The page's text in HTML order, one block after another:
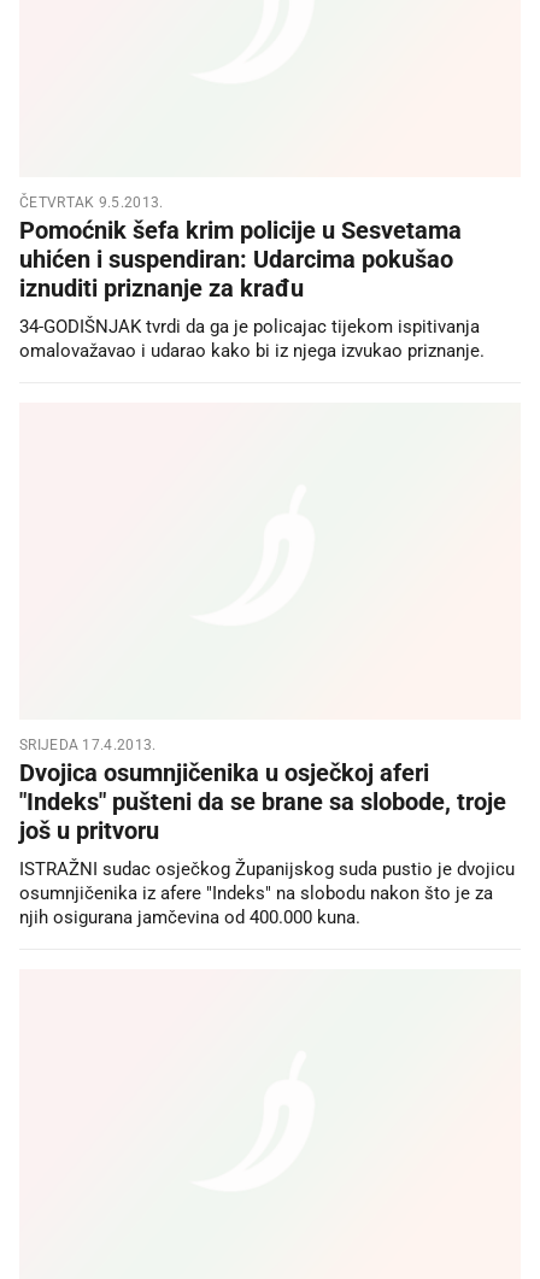
ČETVRTAK 9.5.2013.
Pomoćnik šefa krim policije u Sesvetama
uhićen i suspendiran: Udarcima pokušao
iznuditi priznanje za krađu
34-GODIŠNJAK tvrdi da ga je policajac tijekom ispitivanja
omalovažavao i udarao kako bi iz njega izvukao priznanje.
SRIJEDA 17.4.2013.
Dvojica osumnjičenika u osječkoj aferi
"Indeks" pušteni da se brane sa slobode, troje
još u pritvoru
ISTRAŽNI sudac osječkog Županijskog suda pustio je dvojicu
osumnjičenika iz afere "Indeks" na slobodu nakon što je za
njih osigurana jamčevina od 400.000 kuna.